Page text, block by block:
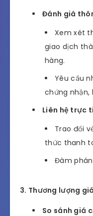
Đánh giá
Xem xét
giao dịch
hàng.
Yêu cầu
chứng nhận,
Liên hệ trực
Trao đổi
thức thanh
Đàm
3. Thương lượng
So sánh giá